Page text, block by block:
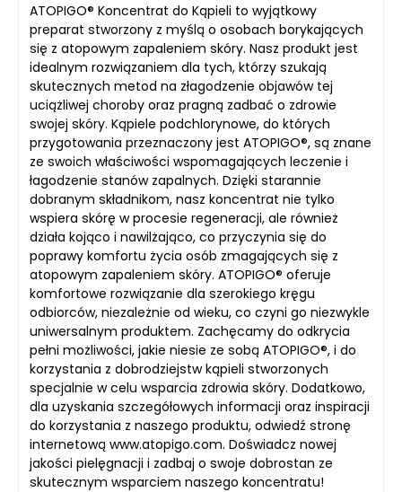
ATOPIGO® Koncentrat do Kąpieli to wyjątkowy
preparat stworzony z myślą o osobach borykających
się z atopowym zapaleniem skóry. Nasz produkt jest
idealnym rozwiązaniem dla tych, którzy szukają
skutecznych metod na złagodzenie objawów tej
uciążliwej choroby oraz pragną zadbać o zdrowie
swojej skóry. Kąpiele podchlorynowe, do których
przygotowania przeznaczony jest ATOPIGO®, są znane
ze swoich właściwości wspomagających leczenie i
łagodzenie stanów zapalnych. Dzięki starannie
dobranym składnikom, nasz koncentrat nie tylko
wspiera skórę w procesie regeneracji, ale również
działa kojąco i nawilżająco, co przyczynia się do
poprawy komfortu życia osób zmagających się z
atopowym zapaleniem skóry. ATOPIGO® oferuje
komfortowe rozwiązanie dla szerokiego kręgu
odbiorców, niezależnie od wieku, co czyni go niezwykle
uniwersalnym produktem. Zachęcamy do odkrycia
pełni możliwości, jakie niesie ze sobą ATOPIGO®, i do
korzystania z dobrodziejstw kąpieli stworzonych
specjalnie w celu wsparcia zdrowia skóry. Dodatkowo,
dla uzyskania szczegółowych informacji oraz inspiracji
do korzystania z naszego produktu, odwiedź stronę
internetową www.atopigo.com. Doświadcz nowej
jakości pielęgnacji i zadbaj o swoje dobrostan ze
skutecznym wsparciem naszego koncentratu!